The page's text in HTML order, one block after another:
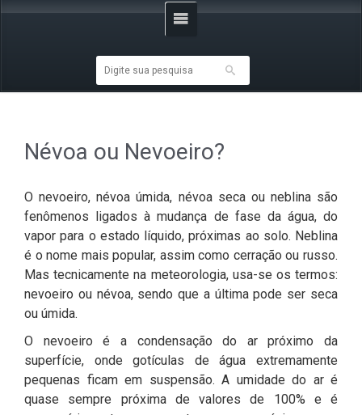
Névoa ou Nevoeiro?
O nevoeiro, névoa úmida, névoa seca ou neblina são
fenômenos ligados à mudança de fase da água, do
vapor para o estado líquido, próximas ao solo. Neblina
é o nome mais popular, assim como cerração ou russo.
Mas tecnicamente na meteorologia, usa-se os termos:
nevoeiro ou névoa, sendo que a última pode ser seca
ou úmida.
O nevoeiro é a condensação do ar próximo da
superfície, onde gotículas de água extremamente
pequenas ficam em suspensão. A umidade do ar é
quase sempre próxima de valores de 100% e é